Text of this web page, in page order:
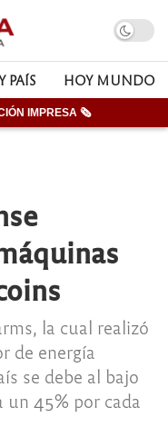
PAÍS HOY MUNDO
IMPRESA 🗞
la cual realizó
de energía
se debe al bajo
un 45% por cada